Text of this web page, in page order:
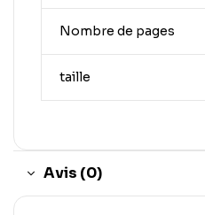
Nombre de pages
taille
Avis (0)